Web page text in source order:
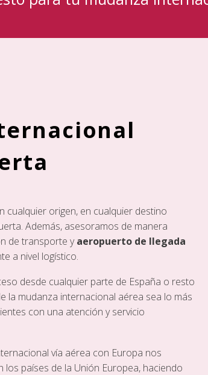
cualquier origen, en cualquier destino
Además, asesoramos de manera
de transporte yaeropuerto de llegada
a nivel logístico.
desde cualquier parte de España o resto
la mudanza internacional aérea sea lo más
con una atención y servicio
vía aérea con Europa nos
países de la Unión Europea, haciendo